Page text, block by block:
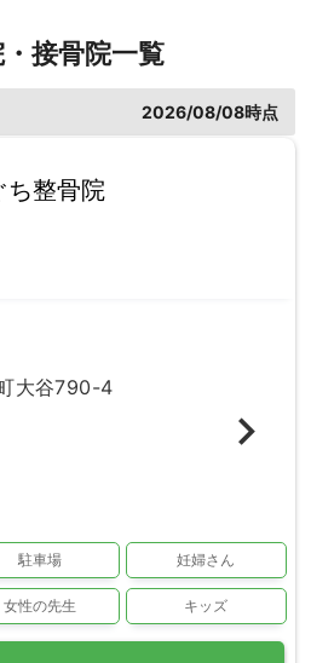
接骨院一覧
2026/08/08時点
ち整骨院
大谷790-4
駐車場 妊婦さん
女性の先生 キッズ